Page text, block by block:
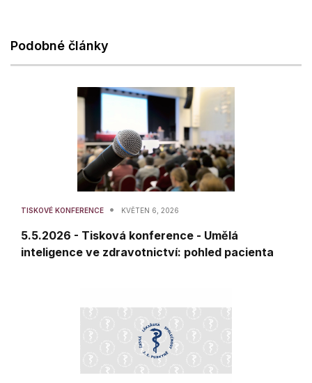
Podobné články
TISKOVÉ KONFERENCE • KVĚTEN 6, 2026
5.5.2026 - Tisková konference - Umělá
inteligence ve zdravotnictví: pohled pacienta